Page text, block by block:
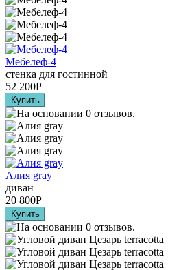
Мебелеф-4
стенка для гостинной
52 200Р
Алия grаy
диван
20 800Р